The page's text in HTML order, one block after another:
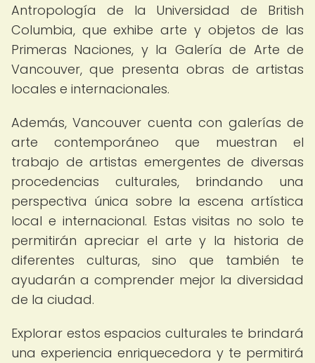
Antropología de la Universidad de British
Columbia, que exhibe arte y objetos de las
Primeras Naciones, y la Galería de Arte de
Vancouver, que presenta obras de artistas
locales e internacionales.
Además, Vancouver cuenta con galerías de
arte contemporáneo que muestran el
trabajo de artistas emergentes de diversas
procedencias culturales, brindando una
perspectiva única sobre la escena artística
local e internacional. Estas visitas no solo te
permitirán apreciar el arte y la historia de
diferentes culturas, sino que también te
ayudarán a comprender mejor la diversidad
de la ciudad.
Explorar estos espacios culturales te brindará
una experiencia enriquecedora y te permitirá